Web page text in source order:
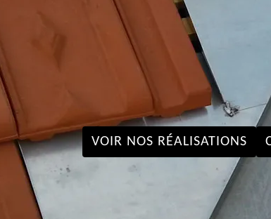
VOIR NOS RÉALISATIONS